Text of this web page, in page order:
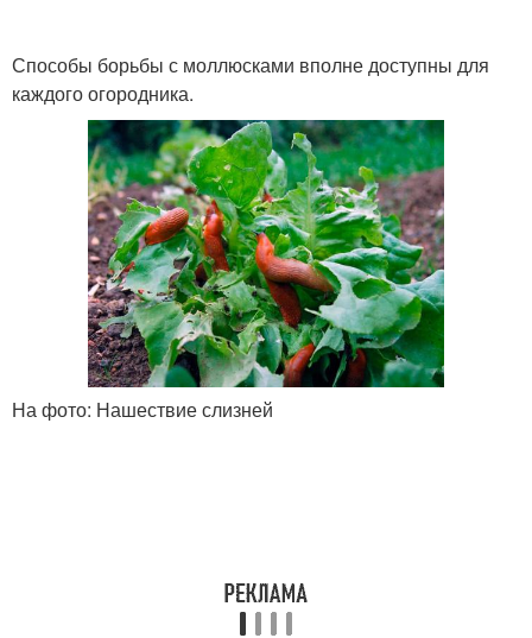
Способы борьбы с моллюсками вполне доступны для
каждого огородника.
На фото: Нашествие слизней